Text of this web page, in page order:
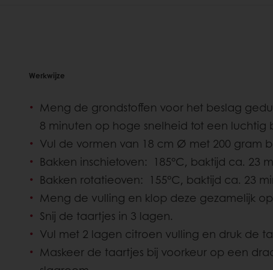
Werkwijze
Meng de grondstoffen voor het beslag
8 minuten op hoge snelheid tot een luchtig
Vul de vormen van 18 cm Ø met 200 gram
Bakken inschietoven: 185°C, baktijd ca. 23
Bakken rotatieoven: 155°C, baktijd ca. 23
Meng de vulling en klop deze gezamelijk
Snij de taartjes in 3 lagen.
Vul met 2 lagen citroen vulling en druk de
Maskeer de taartjes bij voorkeur op een